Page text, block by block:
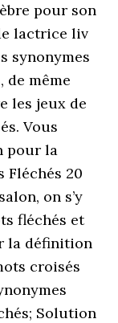
pour son
lactrice liv
synonymes
de même
les jeux de
Vous
pour la
Fléchés 20
on s’y
fléchés et
la définition
croisés
Solution